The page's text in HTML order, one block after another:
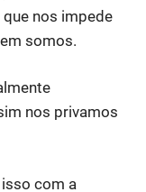
nos impede
somos.
nos privamos
com a